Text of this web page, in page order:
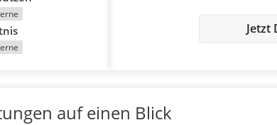
Jetzt
auf einen Blick